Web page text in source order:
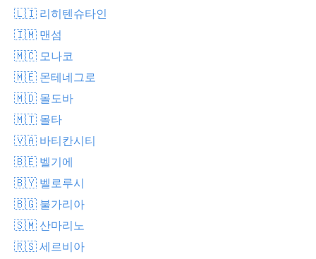
🇱🇮 리히텐슈타인
🇮🇲 맨섬
🇲🇨 모나코
🇲🇪 몬테네그로
🇲🇩 몰도바
🇲🇹 몰타
🇻🇦 바티칸시티
🇧🇪 벨기에
🇧🇾 벨로루시
🇧🇬 불가리아
🇸🇲 산마리노
🇷🇸 세르비아